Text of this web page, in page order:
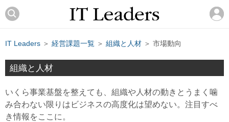
IT Leaders ＞ 経営課題一覧 ＞ 組織と人材 ＞ 市場動向
組織と人材
いくら事業基盤を整えても、組織や人材の動きとうまく噛
み合わない限りはビジネスの高度化は望めない。注目すべ
き情報をここに。